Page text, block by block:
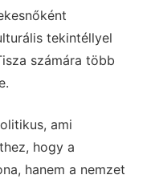
tekintéllyel
számára több
ami
hogy a
hanem a nemzet